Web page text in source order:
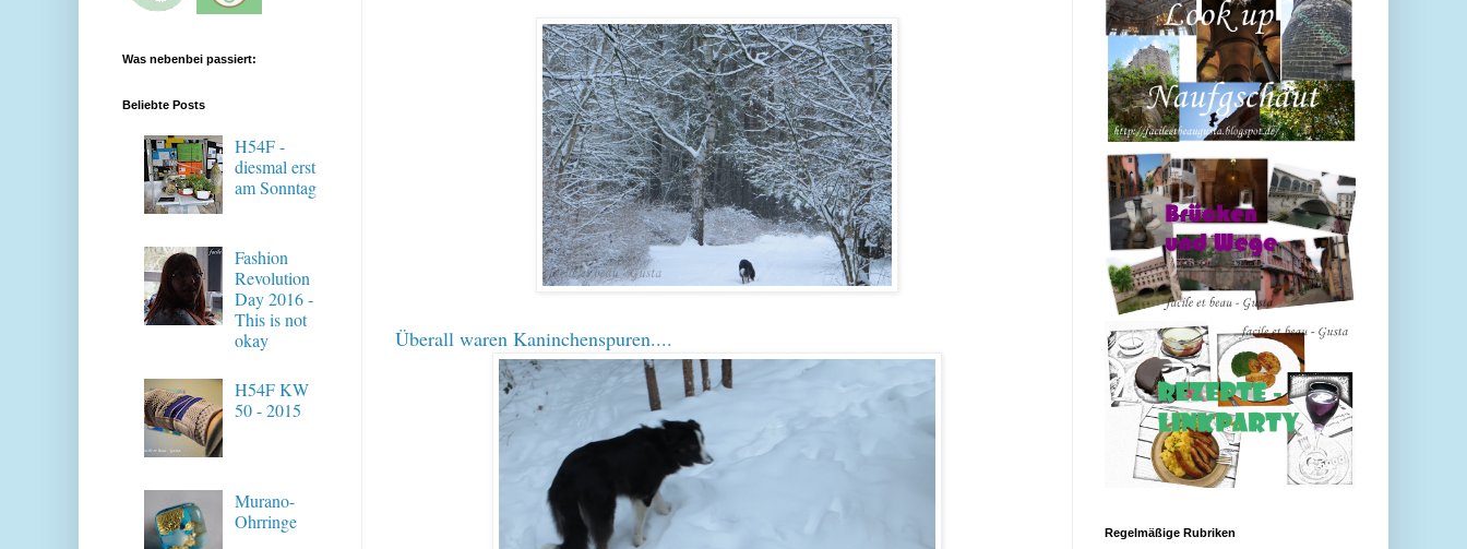
Überall waren Kaninchenspuren....
Was nebenbei passiert:
Beliebte Posts
H54F -
diesmal erst
am Sonntag
Fashion
Revolution
Day 2016 -
This is not
okay
H54F KW
50 - 2015
Murano-
Ohrringe
Regelmäßige Rubriken